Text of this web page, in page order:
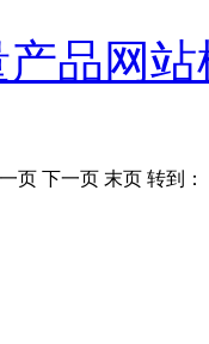
品网站
一页 下一页 末页 转到：